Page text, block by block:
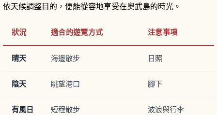
依天候調整目的，便能從容地享受在奧武島的時光。
狀況 適合的遊覽方式 注意事項
晴天 海邊散步 日照
陰天 眺望港口 腳下
有風日 短程散步 波浪與行李